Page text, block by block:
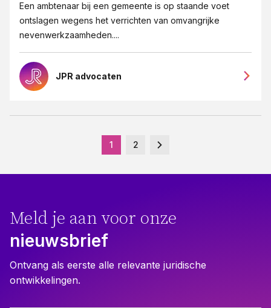
Een ambtenaar bij een gemeente is op staande voet
ontslagen wegens het verrichten van omvangrijke
nevenwerkzaamheden....
JPR advocaten
1 2
Meld je aan voor onze
nieuwsbrief
Ontvang als eerste alle relevante juridische
ontwikkelingen.